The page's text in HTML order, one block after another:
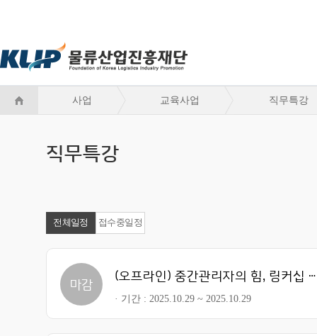
사업 교육사업 직무특강
직무특강
전체일정 접수중일정
마감 (오프라인) 중간관리자의 힘, 링커십 특강
기간 2025.10.29 ~ 2025.10.29